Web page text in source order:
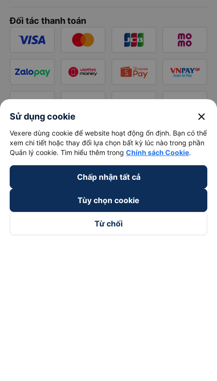
Đối tác thanh toán
Sử dụng cookie close
Vexere dùng cookie để website hoạt động ổn định. Bạn có thể
xem chi tiết hoặc thay đổi lựa chọn bất kỳ lúc nào trong phần
Quản lý cookie. Tìm hiểu thêm trong Chính sách Cookie.
Chấp nhận tất cả
Tùy chọn cookie
Từ chối